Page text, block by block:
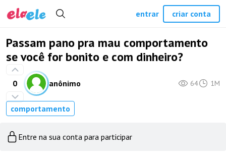
Passam pano pra mau comportamento
se você for bonito e com dinheiro?
0 anônimo 64 1M
comportamento
Entre na sua conta para participar
entrar criar conta